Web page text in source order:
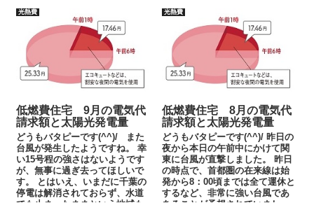
光熱費
低燃費住宅 9月の電気代
請求額と太陽光発電量
どうもバタピーです(^^)/ また
台風が発生したようですね。 幸
い15号程の強さはないようです
が、無事に過ぎ去ってほしいで
す。 とはいえ、いまだに千葉の
停電は解消されておらず、水道
でも止まったままという地域も
光熱費
低燃費住宅 8月の電気代
請求額と太陽光発電量
どうもバタピーです(^^)/ 昨日の
夜から本日の午前中にかけて関
東に台風が直撃しました。 昨日
の時点で、首都圏の在来線は始
発から8：00頃までは全て運休と
するなど、非常に強い台風であ
あることが予想されていまし